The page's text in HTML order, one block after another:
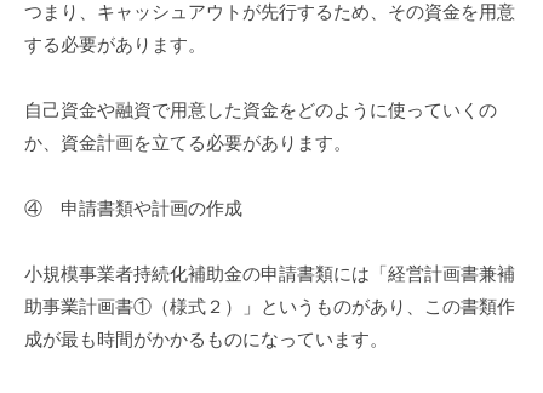
つまり、キャッシュアウトが先行するため、その資金を用意
する必要があります。
自己資金や融資で用意した資金をどのように使っていくの
か、資金計画を立てる必要があります。
④ 申請書類や計画の作成
小規模事業者持続化補助金の申請書類には「経営計画書兼補
助事業計画書①（様式２）」というものがあり、この書類作
成が最も時間がかかるものになっています。